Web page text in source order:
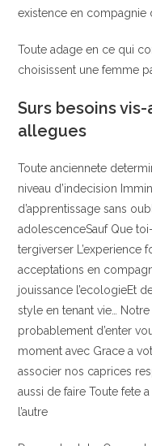
existence en compagnie
Toute adage en ce qui
choisissent une femme
Surs besoins
allegues
Toute anciennete
niveau d’indecision
d’apprentissage sans
adolescenceSauf Que
tergiverser L’experience
acceptations en
jouissance l’ecologieEt
style en tenant vie…
probablement d’enter
moment avec Grace a
associer nos caprices
aussi de faire Toute fete
l’autre